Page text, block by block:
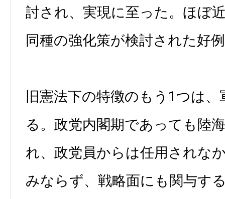
討され、実現に至った。ほぼ
同種の強化策が検討された好
旧憲法下の特徴のもう1つは
る。政党内閣期であっても陸
れ、政党員からは任用されな
みならず、戦略面にも関与す